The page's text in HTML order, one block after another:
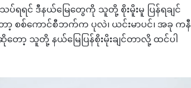
ရင် ဒီနယ်မြေတွေကို သူတို့ စိုးမိူးမူ ပြန်ရချင်
စစ်ကောင်စီဘက်က ပုလဲ၊ ယင်းမာပင်၊ အခု ကနီ
ာ့ သူတို့ နယ်မြေပြန်စိုးမိုးချင်တာလို့ ထင်ပါ